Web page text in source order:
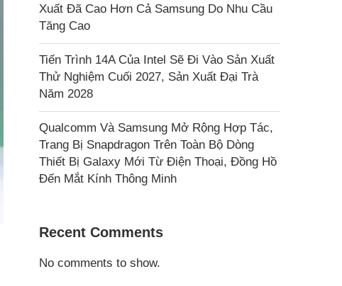
Xuất Đã Cao Hơn Cả Samsung Do Nhu Cầu
Tăng Cao
Tiến Trình 14A Của Intel Sẽ Đi Vào Sản Xuất
Thử Nghiệm Cuối 2027, Sản Xuất Đại Trà
Năm 2028
Qualcomm Và Samsung Mở Rộng Hợp Tác,
Trang Bị Snapdragon Trên Toàn Bộ Dòng
Thiết Bị Galaxy Mới Từ Điện Thoại, Đồng Hồ
Đến Mắt Kính Thông Minh
Recent Comments
No comments to show.